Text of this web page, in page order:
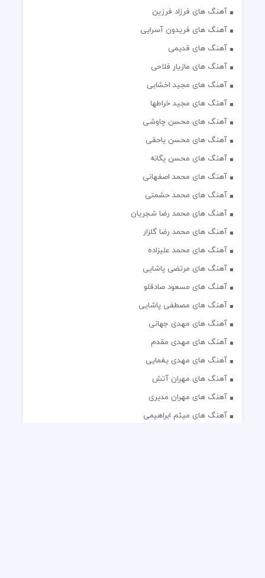
آهنگ های فرزاد فرزین
آهنگ های فریدون آسرایی
آهنگ های قدیمی
آهنگ های مازیار فلاحی
آهنگ های مجید اخشابی
آهنگ های مجید خراطها
آهنگ های محسن چاوشی
آهنگ های محسن یاحقی
آهنگ های محسن یگانه
آهنگ های محمد اصفهانی
آهنگ های محمد حشمتی
آهنگ های محمد رضا شجریان
آهنگ های محمد رضا گلزار
آهنگ های محمد علیزاده
آهنگ های مرتضی پاشایی
آهنگ های مسعود صادقلو
آهنگ های مصطفی پاشایی
آهنگ های مهدی جهانی
آهنگ های مهدی مقدم
آهنگ های مهدی یغمایی
آهنگ های مهران آتش
آهنگ های مهران مدیری
آهنگ های میثم ابراهیمی